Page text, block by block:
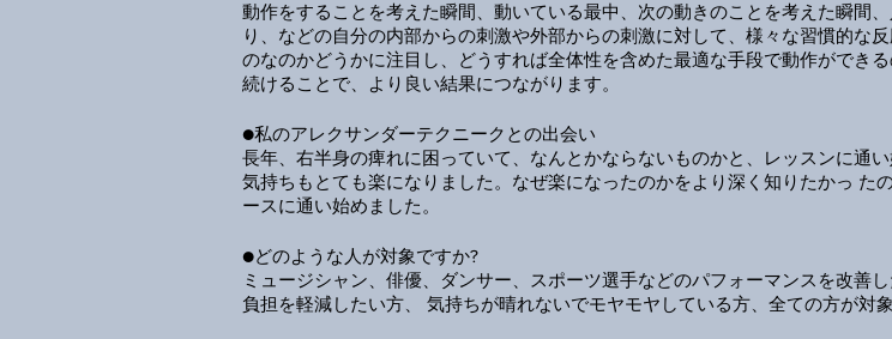
動作をすることを考えた瞬間、動いている最中、次の動きのことを考えた瞬間
り、などの自分の内部からの刺激や外部からの刺激に対して、様々な習慣的な
のなのかどうかに注目し、どうすれば全体性を含めた最適な手段で動作ができ
続けることで、より良い結果につながります。
●私のアレクサンダーテクニークとの出会い
長年、右半身の痺れに困っていて、なんとかならないものかと、レッスンに通
気持ちもとても楽になりました。なぜ楽になったのかをより深く知りたかっ た
ースに通い始めました。
●どのような人が対象ですか?
ミュージシャン、俳優、ダンサー、スポーツ選手などのパフォーマンスを改善
負担を軽減したい方、 気持ちが晴れないでモヤモヤしている方、全ての方が対象